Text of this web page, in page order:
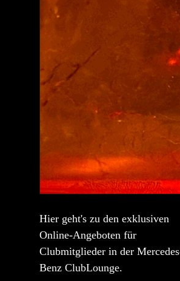
Hier geht's zu den exklusiven
Online-Angeboten für
Clubmitglieder in der
Benz ClubLounge.